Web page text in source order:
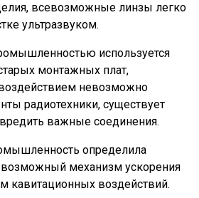
всевозможные линзы легко
ультразвуком.
используется
монтажных плат,
невозможно
радиотехники, существует
важные соединения.
определила
возможный механизм ускорения
кавитационных воздействий.